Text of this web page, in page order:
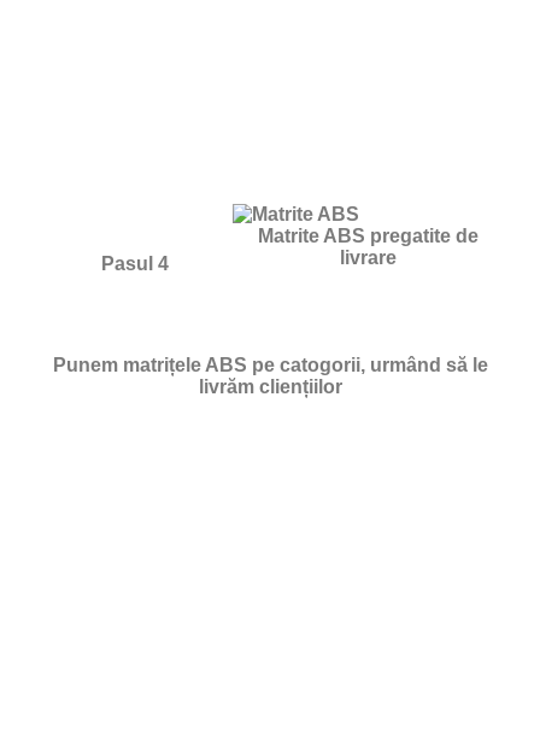
Matrite ABS pregatite de
livrare
Pasul 4
Punem matrițele ABS pe catogorii, urmând să le
livrăm cliențiilor